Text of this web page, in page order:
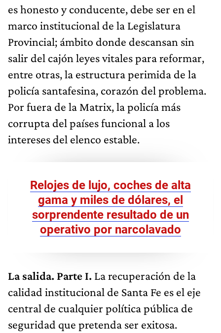
es honesto y conducente, debe ser en el
marco institucional de la Legislatura
Provincial; ámbito donde descansan sin
salir del cajón leyes vitales para reformar,
entre otras, la estructura perimida de la
policía santafesina, corazón del problema.
Por fuera de la Matrix, la policía más
corrupta del países funcional a los
intereses del elenco estable.
Relojes de lujo, coches de alta
gama y miles de dólares, el
sorprendente resultado de un
operativo por narcolavado
La salida. Parte I. La recuperación de la
calidad institucional de Santa Fe es el eje
central de cualquier política pública de
seguridad que pretenda ser exitosa.